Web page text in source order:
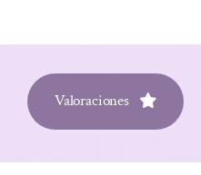
Valoraciones